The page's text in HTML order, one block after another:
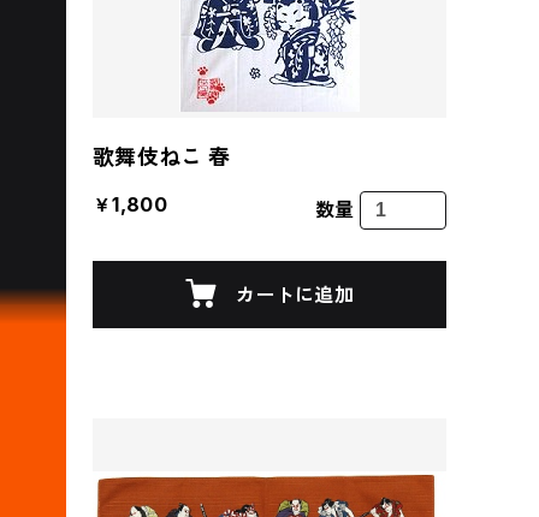
歌舞伎ねこ 春
￥1,800 数量
カートに追加